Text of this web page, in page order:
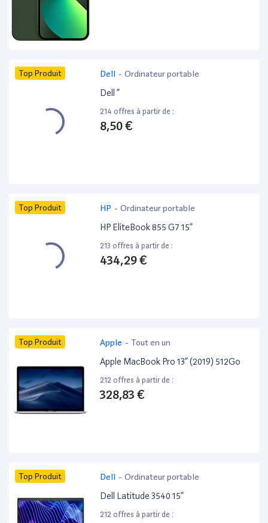
Top Produit Dell - Ordinateur portable
Dell ”
214 offres à partir de :
8,50 €
Top Produit HP - Ordinateur portable
HP EliteBook 855 G7 15”
213 offres à partir de :
434,29 €
Top Produit Apple - Tout en un
Apple MacBook Pro 13” (2019) 512Go
212 offres à partir de :
328,83 €
Top Produit Dell - Ordinateur portable
Dell Latitude 3540 15”
212 offres à partir de :